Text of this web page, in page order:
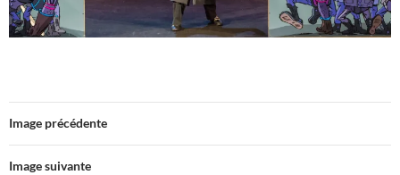
Image précédente
Image suivante